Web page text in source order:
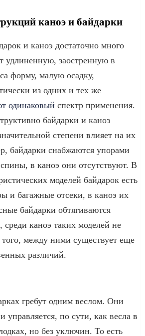
каноэ и байдарки
и каноэ достаточно много
заостренную в
форму, малую осадку,
из одних и тех же
одинаковый спектр применения.
байдарки и каноэ
степени влияет на их
байдарки снабжаются упорами
в каноэ они отсутствуют. В
моделей байдарок есть
и багажные отсеки, в каноэ их
байдарки обтягиваются
каноэ таких моделей не
между ними существует еще
различий.
гребут одним веслом. Они
управляется, по сути, как весла в
но без уключин. То есть